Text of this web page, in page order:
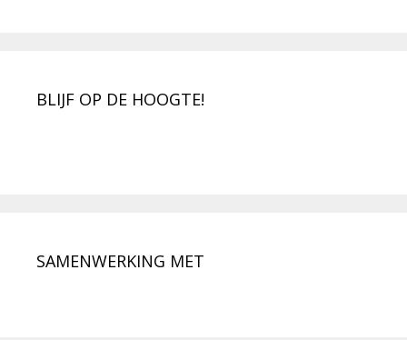
BLIJF OP DE HOOGTE!
SAMENWERKING MET